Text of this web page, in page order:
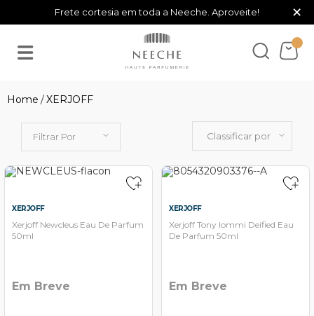
Frete cortesia em toda a Neeche. Aproveite! ×
XERJOFF
Filtrar Por Classificar por
XERJOFF
Xerjoff Newcleus Eau De Parfum
50ml
Em Breve
XERJOFF
Xerjoff Tony Iommi Deified Eau
De Parfum 50ml
Em Breve